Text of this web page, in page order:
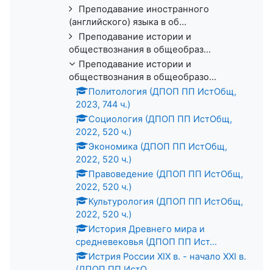
Преподавание иностранного
(английского) языка в об...
Преподавание истории и
обществознания в общеобраз...
Преподавание истории и
обществознания в общеобразо...
Политология (ДПОП ПП ИстОбщ,
2023, 744 ч.)
Социология (ДПОП ПП ИстОбщ,
2022, 520 ч.)
Экономика (ДПОП ПП ИстОбщ,
2022, 520 ч.)
Правоведение (ДПОП ПП ИстОбщ,
2022, 520 ч.)
Культурология (ДПОП ПП ИстОбщ,
2022, 520 ч.)
История Древнего мира и
средневековья (ДПОП ПП Ист...
Истрия России XIX в. - начало XXI в.